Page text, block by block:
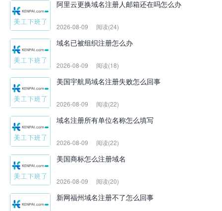
阿里云更换域名注册人邮箱还在吗怎么办
2026-08-09 阅读(24)
域名已被组织注册怎么办
2026-08-09 阅读(18)
美国宇航局域名注册失败怎么回事
2026-08-09 阅读(22)
域名注册所有单位名称怎么填写
2026-08-09 阅读(22)
美国商标怎么注册域名
2026-08-09 阅读(20)
新网福州域名注册不了怎么回事